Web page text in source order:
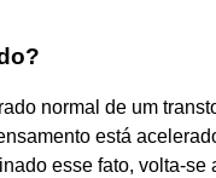
normal de um
está
esse fato, volta-se